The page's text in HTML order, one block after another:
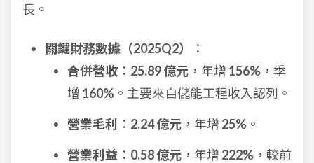
長。
關鍵財務數據（2025Q2）
：
合併營收 ： 25.89 億元 ，年增 156% ，季
增 160% 。主要來自儲能工程收入認列。
營業毛利
： 2.24 億元 ，年增 25% 。
營業利益 ： 0.58 億元 ，年增 222% ，較前